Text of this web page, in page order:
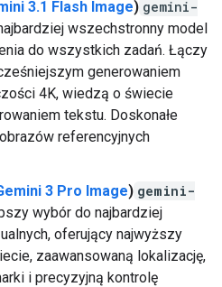
3.1 Flash Image) gemini-
wszechstronny model
do wszystkich zadań. Łączy
generowaniem
4K, wiedzą o świecie
tekstu. Doskonałe
referencyjnych
3 Pro Image) gemini-
wybór do najbardziej
oferujący najwyższy
zaawansowaną lokalizację,
i precyzyjną kontrolę